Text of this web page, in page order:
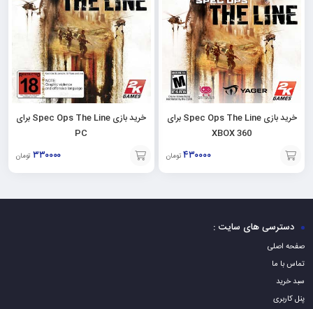
خرید بازی Spec Ops The Line برای
XBOX 360
۴۳۰۰۰۰ تومان
افزودن
به
خرید بازی Spec Ops The Line برای
PC
۳۳۰۰۰۰ تومان
افزودن
به
دسترسی های سایت :
صفحه اصلی
تماس با ما
سبد خرید
پنل کاربری